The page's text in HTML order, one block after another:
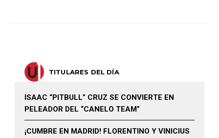
TITULARES DEL DÍA
ISAAC “PITBULL” CRUZ SE CONVIERTE EN
PELEADOR DEL “CANELO TEAM”
¡CUMBRE EN MADRID! FLORENTINO Y VINICIUS